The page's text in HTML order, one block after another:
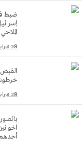
ضبط
الملاحي
28 فبراير 2014 5:41 م
28 فبراير 2014 5:31 م
أحدهم